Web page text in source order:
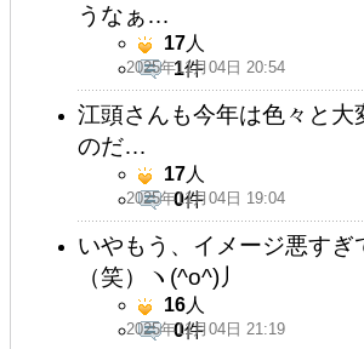
うなぁ…
2025年11月04日 20:54
17人
1件
江頭さんも今年は色々と
のだ…
2025年11月04日 19:04
17人
0件
いやもう、イメージ悪すぎ
（笑）ヽ(^o^)丿
2025年11月04日 21:19
16人
0件